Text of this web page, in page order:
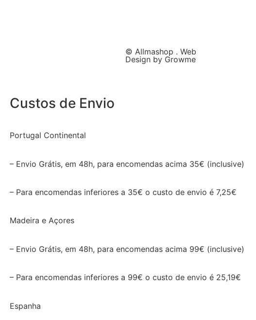
© Allmashop . Web
Design by Growme
Custos de Envio
Portugal Continental
– Envio Grátis, em 48h, para encomendas acima 35€ (inclusive)
– Para encomendas inferiores a 35€ o custo de envio é 7,25€
Madeira e Açores
– Envio Grátis, em 48h, para encomendas acima 99€ (inclusive)
– Para encomendas inferiores a 99€ o custo de envio é 25,19€
Espanha